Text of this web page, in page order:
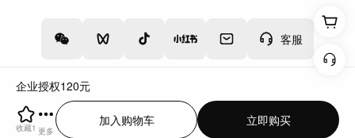
企业授权120元
收藏1 更多
立即购买
加入购物车
客服
增值电信业务经营许可证：川B2-20160192
川公网安备51019002000262
违法和不良信息举报中心